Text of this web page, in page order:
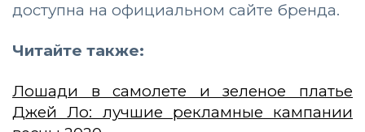
доступна на официальном сайте бренда.
Читайте также:
Лошади в самолете и зеленое платье
Джей Ло: лучшие рекламные кампании